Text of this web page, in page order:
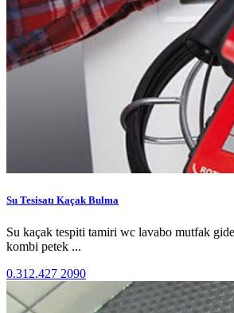
Su Tesisatı Kaçak Bulma
Su kaçak tespiti tamiri wc lavabo mutfak
kombi petek ...
0.312.427 2090